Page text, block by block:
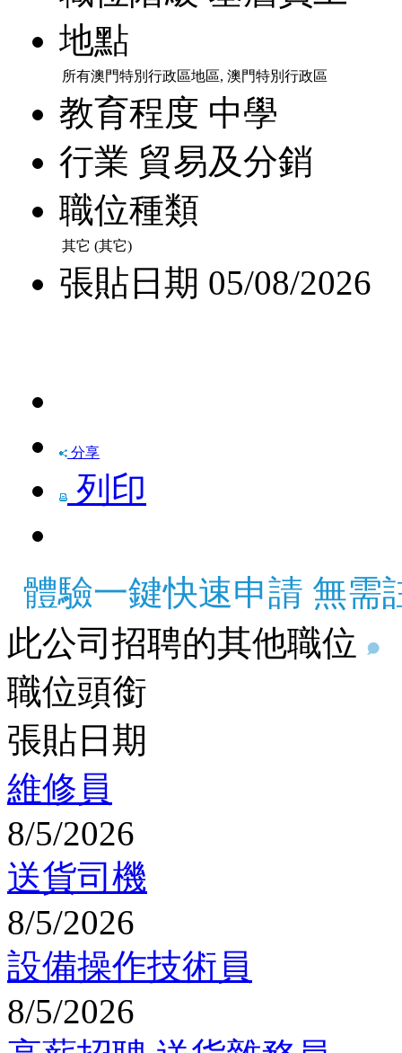
地點
所有澳門特別行政區地區, 澳門特別行政區
教育程度 中學
行業 貿易及分銷
職位種類
其它 (其它)
張貼日期 05/08/2026
分享
列印
體驗一鍵快速申請 無需
此公司招聘的其他職位
職位頭銜
張貼日期
維修員
8/5/2026
送貨司機
8/5/2026
設備操作技術員
8/5/2026